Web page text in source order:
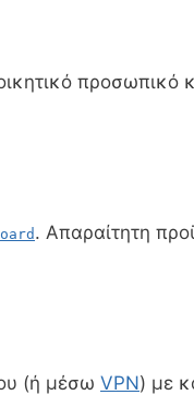
προσωπικό
. Απαραίτητη
(ή μέσω VPN) με